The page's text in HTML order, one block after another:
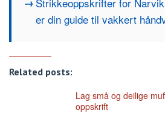
er din guide til vakkert
Related posts:
Lag små og deilige
oppskrift